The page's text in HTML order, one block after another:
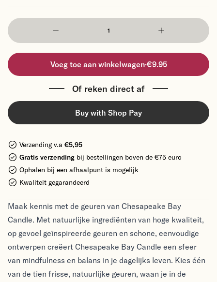
Voeg toe aan winkelwagen·€9.95
Of reken direct af
Buy with Shop Pay
Verzending v.a €5,95
Gratis verzending bij bestellingen boven de €75 euro
Ophalen bij een afhaalpunt is mogelijk
Kwaliteit gegarandeerd
Maak kennis met de geuren van Chesapeake Bay
Candle. Met natuurlijke ingrediënten van hoge kwaliteit,
op gevoel geïnspireerde geuren en schone, eenvoudige
ontwerpen creëert Chesapeake Bay Candle een sfeer
van mindfulness en balans in je dagelijks leven. Kies één
van de tien frisse, natuurlijke geuren, waan je in de